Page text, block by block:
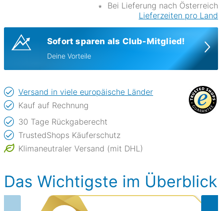
∗
Bei Lieferung nach Österreich
Lieferzeiten pro Land
Sofort sparen als Club-Mitglied!
Deine Vorteile
Versand in viele europäische Länder
Kauf auf Rechnung
30 Tage Rückgaberecht
TrustedShops Käuferschutz
Klimaneutraler Versand (mit DHL)
Das Wichtigste im Überblick